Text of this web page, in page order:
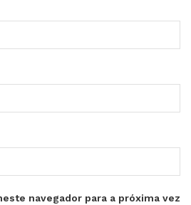
navegador para a próxima vez